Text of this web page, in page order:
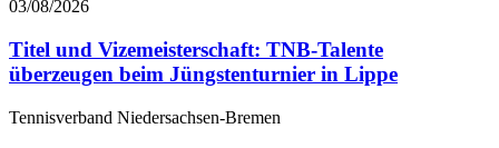
03/08/2026
Titel und Vizemeisterschaft: TNB-Talente
überzeugen beim Jüngstenturnier in Lippe
Tennisverband Niedersachsen-Bremen